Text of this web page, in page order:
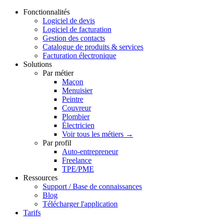
Fonctionnalités
Logiciel de devis
Logiciel de facturation
Gestion des contacts
Catalogue de produits & services
Facturation électronique
Solutions
Par métier
Maçon
Menuisier
Peintre
Couvreur
Plombier
Électricien
Voir tous les métiers →
Par profil
Auto-entrepreneur
Freelance
TPE/PME
Ressources
Support / Base de connaissances
Blog
Télécharger l'application
Tarifs